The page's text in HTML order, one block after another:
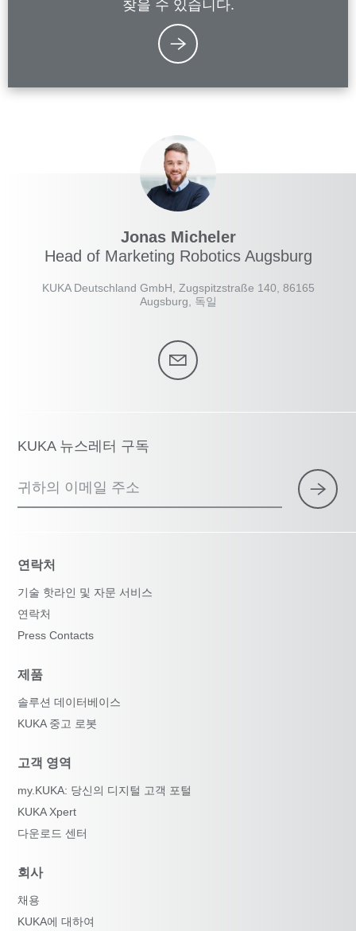
찾을 수 있습니다.
Jonas Micheler
Head of Marketing Robotics Augsburg
KUKA Deutschland GmbH, Zugspitzstraße 140, 86165
Augsburg, 독일
KUKA 뉴스레터 구독
귀하의 이메일 주소
연락처
기술 핫라인 및 자문 서비스
연락처
Press Contacts
제품
솔루션 데이터베이스
KUKA 중고 로봇
고객 영역
my.KUKA: 당신의 디지털 고객 포털
KUKA Xpert
다운로드 센터
회사
채용
KUKA에 대하여